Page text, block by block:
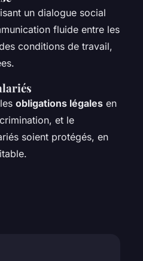
un dialogue social
fluide entre les
conditions de travail,
obligations légales en
et le
soient protégés, en